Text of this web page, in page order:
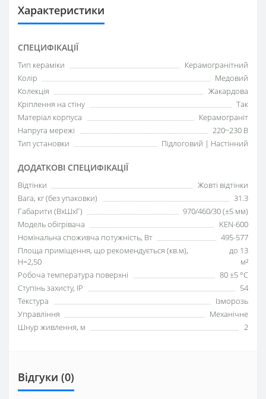
Характеристики
СПЕЦИФІКАЦІЇ
Тип кераміки
Керамогранітний
Колір
Медовий
Колекція
Жакардова
Кріплення на стіну
Так
Матеріал корпуса
Керамограніт
Напруга мережі
220~230 В
Тип установки
Підлоговий | Настінний
ДОДАТКОВІ СПЕЦИФІКАЦІЇ
Відтінки
Жовті відтінки
Вага, кг (без упаковки)
31.3
Габарити (ВхШхГ)
970/460/30 (±5 мм)
Модель обігрівача
KEN-600
Номінальна споживча потужність, Вт
495-577
Площа приміщення, що рекомендується (кв.м),
H=2,50
до 13
м²
Робоча температура поверхні
80 ±5 °С
Ступінь захисту, IP
54
Текстура
Ізморозь
Управління
Механічне
Шнур живлення, м
2
Відгуки (0)